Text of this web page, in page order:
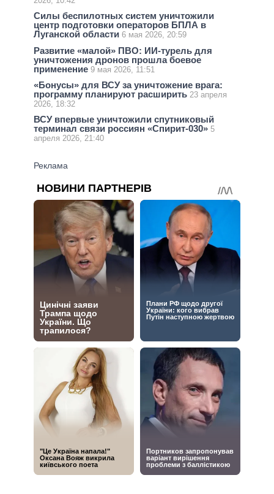
Силы беспилотных систем уничтожили
центр подготовки операторов БПЛА в
Луганской области 6 мая 2026, 20:59
Развитие «малой» ПВО: ИИ-турель для
уничтожения дронов прошла боевое
применение 9 мая 2026, 11:51
«Бонусы» для ВСУ за уничтожение врага:
программу планируют расширить 23 апреля
2026, 18:32
ВСУ впервые уничтожили спутниковый
терминал связи россиян «Спирит-030» 5
апреля 2026, 21:40